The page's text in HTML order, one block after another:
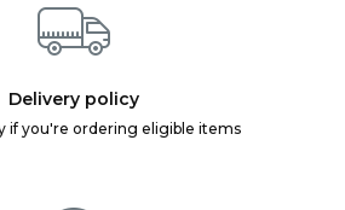
Delivery policy
if you're ordering eligible items